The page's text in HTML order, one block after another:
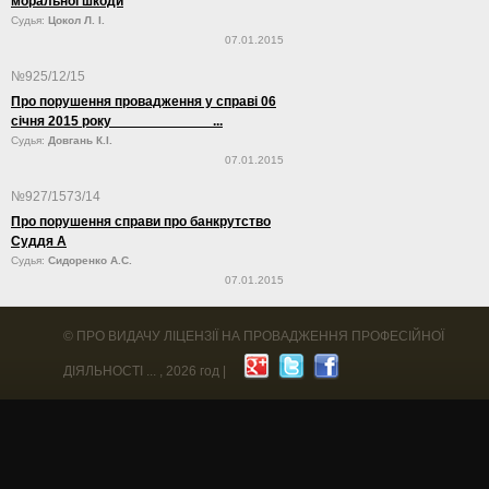
Судья: Цокол Л. І.
07.01.2015
№925/12/15
Про порушення провадження у справі 06
січня 2015 року ...
Судья: Довгань К.І.
07.01.2015
№927/1573/14
Про порушення справи про банкрутство
Суддя А
Судья: Сидоренко А.С.
07.01.2015
© ПРО ВИДАЧУ ЛІЦЕНЗІЇ НА ПРОВАДЖЕННЯ ПРОФЕСІЙНОЇ
ДІЯЛЬНОСТІ ... , 2026 год |